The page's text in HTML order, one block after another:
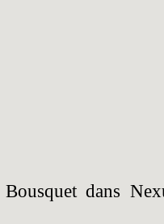
dans